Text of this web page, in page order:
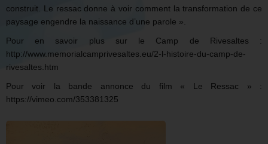
construit. Le ressac donne à voir comment la transformation de ce
paysage engendre la naissance d’une parole ».
Pour en savoir plus sur le Camp de Rivesaltes :
http://www.memorialcamprivesaltes.eu/2-l-histoire-du-camp-de-
rivesaltes.htm
Pour voir la bande annonce du film « Le Ressac » :
https://vimeo.com/353381325